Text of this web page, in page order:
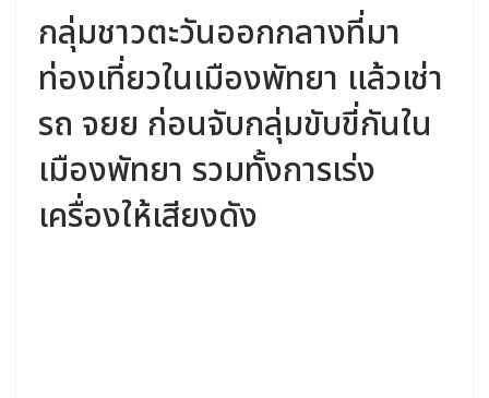
กลุ่มชาวตะวันออกกลางที่มา
ท่องเที่ยวในเมืองพัทยา แล้วเช่า
รถ จยย ก่อนจับกลุ่มขับขี่กันใน
เมืองพัทยา รวมทั้งการเร่ง
เครื่องให้เสียงดัง